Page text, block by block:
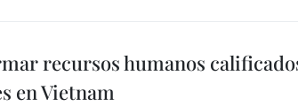
recursos humanos
en Vietnam